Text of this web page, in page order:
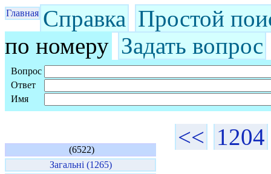
Главная Справка Простой
по номеру Задать вопрос
Вопрос
Ответ
Имя
(6522)
Загальні (1265)
<< 1204